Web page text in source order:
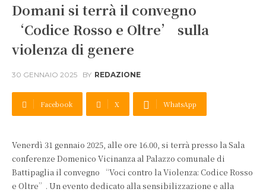
Domani si terrà il convegno
‘Codice Rosso e Oltre’ sulla
violenza di genere
30 GENNAIO 2025 BY REDAZIONE
Facebook X WhatsApp
Venerdì 31 gennaio 2025, alle ore 16.00, si terrà presso la Sala
conferenze Domenico Vicinanza al Palazzo comunale di
Battipaglia il convegno “Voci contro la Violenza: Codice Rosso
e Oltre”. Un evento dedicato alla sensibilizzazione e alla